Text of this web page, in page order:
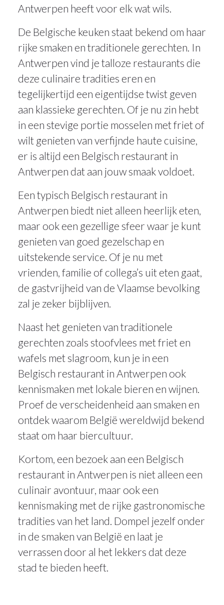
Antwerpen heeft voor elk wat wils.
De Belgische keuken staat bekend om haar
rijke smaken en traditionele gerechten. In
Antwerpen vind je talloze restaurants die
deze culinaire tradities eren en
tegelijkertijd een eigentijdse twist geven
aan klassieke gerechten. Of je nu zin hebt
in een stevige portie mosselen met friet of
wilt genieten van verfijnde haute cuisine,
er is altijd een Belgisch restaurant in
Antwerpen dat aan jouw smaak voldoet.
Een typisch Belgisch restaurant in
Antwerpen biedt niet alleen heerlijk eten,
maar ook een gezellige sfeer waar je kunt
genieten van goed gezelschap en
uitstekende service. Of je nu met
vrienden, familie of collega’s uit eten gaat,
de gastvrijheid van de Vlaamse bevolking
zal je zeker bijblijven.
Naast het genieten van traditionele
gerechten zoals stoofvlees met friet en
wafels met slagroom, kun je in een
Belgisch restaurant in Antwerpen ook
kennismaken met lokale bieren en wijnen.
Proef de verscheidenheid aan smaken en
ontdek waarom België wereldwijd bekend
staat om haar biercultuur.
Kortom, een bezoek aan een Belgisch
restaurant in Antwerpen is niet alleen een
culinair avontuur, maar ook een
kennismaking met de rijke gastronomische
tradities van het land. Dompel jezelf onder
in de smaken van België en laat je
verrassen door al het lekkers dat deze
stad te bieden heeft.